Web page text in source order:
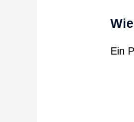
Ein